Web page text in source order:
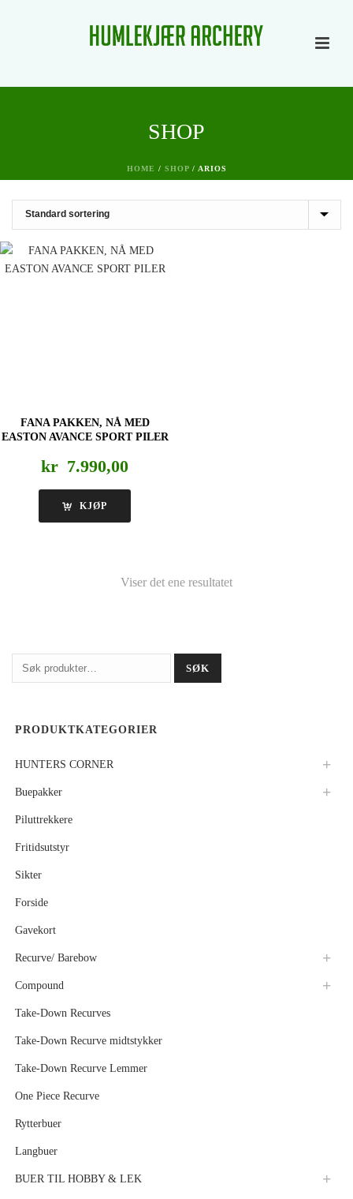
SHOP
HOME / SHOP/ ARIOS
FANA PAKKEN, NÅ MED
EASTON AVANCE SPORT PILER
kr 7.990,00
KJØP
Viser det ene resultatet
Søk
etter:
SØK
PRODUKTKATEGORIER
HUNTERS CORNER
Buepakker
Piluttrekkere
Fritidsutstyr
Sikter
Forside
Gavekort
Recurve/ Barebow
Compound
Take-Down Recurves
Take-Down Recurve midtstykker
Take-Down Recurve Lemmer
One Piece Recurve
Rytterbuer
Langbuer
BUER TIL HOBBY & LEK